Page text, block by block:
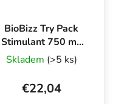
BioBizz Try Pack
Stimulant 750 ml,
sada stimulátorov
Skladem (>5 ks)
€22,04